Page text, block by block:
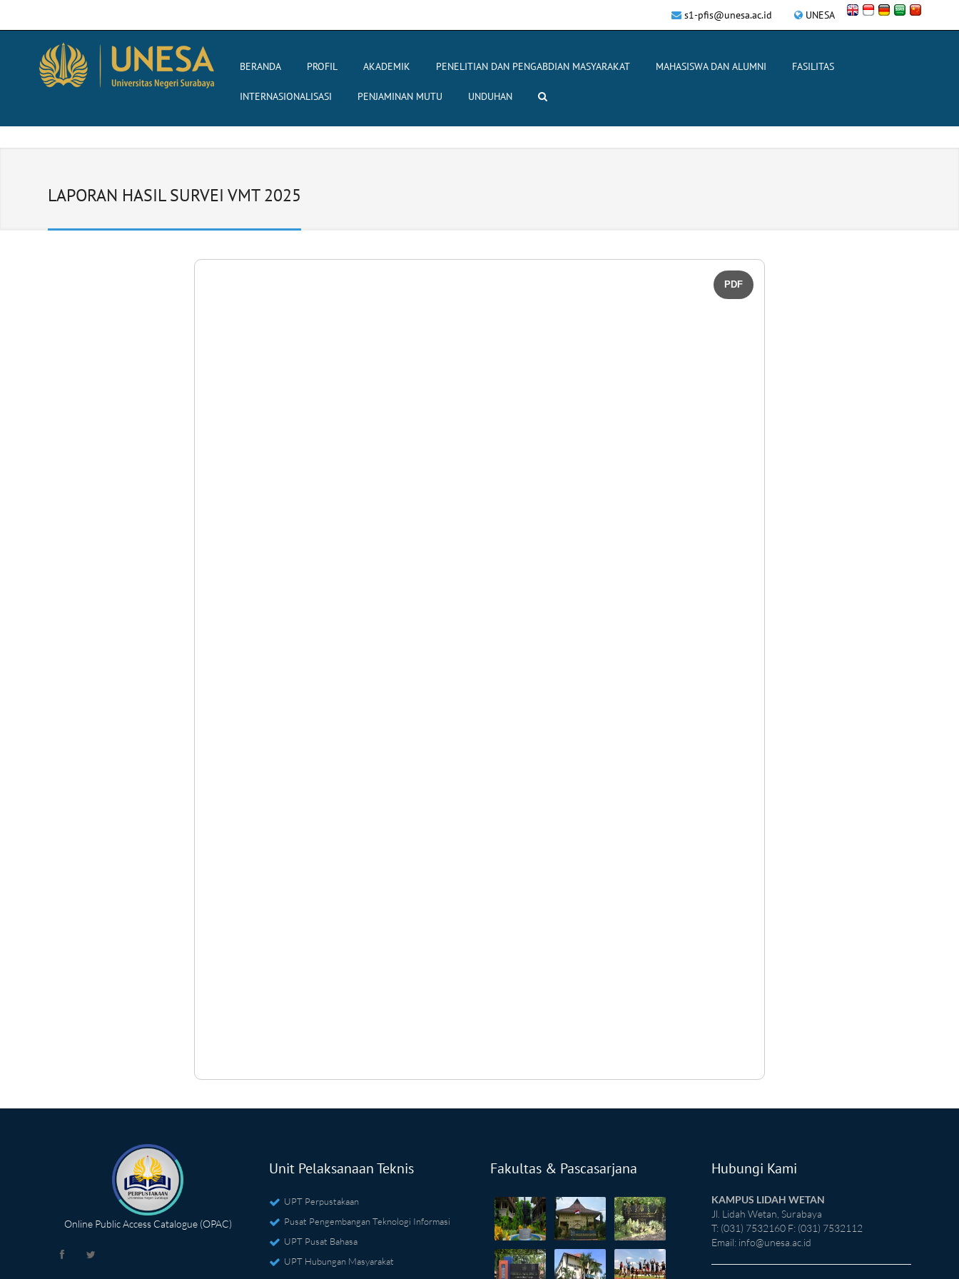
UNESA
s1-pfis@unesa.ac.id
BERANDA PROFIL AKADEMIK PENELITIAN DAN PENGABDIAN MASYARAKAT MAHASISWA DAN ALUMNI FASILITAS
INTERNASIONALISASI PENJAMINAN MUTU UNDUHAN
LAPORAN HASIL SURVEI VMT 2025
PDF
Online Public Access Catalogue (OPAC)
Unit Pelaksanaan Teknis
UPT Perpustakaan
Pusat Pengembangan Teknologi Informasi
UPT Pusat Bahasa
UPT Hubungan Masyarakat
Fakultas & Pascasarjana Hubungi Kami
KAMPUS LIDAH WETAN
Jl. Lidah Wetan, Surabaya
T: (031) 7532160 F: (031) 7532112
Email: info@unesa.ac.id